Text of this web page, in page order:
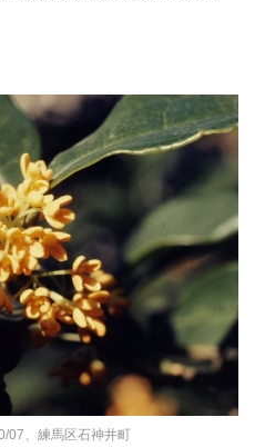
07、練馬区石神井町